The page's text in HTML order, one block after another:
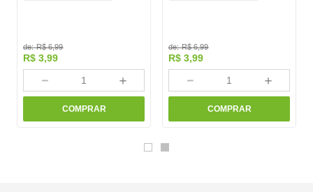
de:R$ 6,99
R$ 3,99
＋
－
COMPRAR
de:R$ 6,99
R$ 3,99
＋
－
COMPRAR